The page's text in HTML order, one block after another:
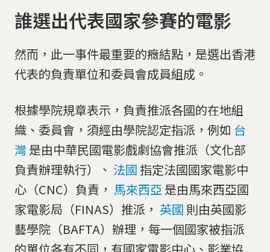
誰選出代表國家參賽的電影
然而，此一事件最重要的癥結點，是選出香港
代表的負責單位和委員會成員組成。
根據學院規章表示，負責推派各國的在地組
織、委員會，須經由學院認定指派，例如 台
灣 是由中華民國電影戲劇協會推派（文化部
負責辦理執行）、 法國指定法國國家電影中
心（CNC）負責， 馬來西亞 是由馬來西亞國
家電影局（FINAS）推派， 英國 則由英國影
藝學院（BAFTA）辦理，每一個國家被指派